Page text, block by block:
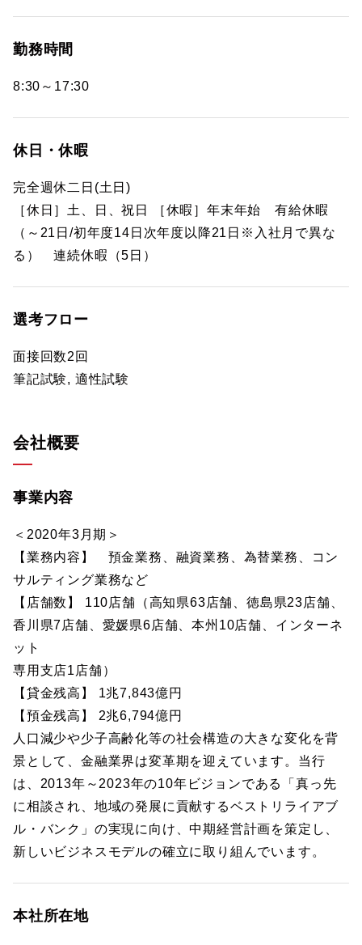
勤務時間
8:30～17:30
休日・休暇
完全週休二日(土日)
［休日］土、日、祝日 ［休暇］年末年始 有給休暇
（～21日/初年度14日次年度以降21日※入社月で異な
る） 連続休暇（5日）
選考フロー
面接回数2回
筆記試験, 適性試験
会社概要
事業内容
＜2020年3月期＞
【業務内容】 預金業務、融資業務、為替業務、コン
サルティング業務など
【店舗数】 110店舗（高知県63店舗、徳島県23店舗、
香川県7店舗、愛媛県6店舗、本州10店舗、インターネ
ット
専用支店1店舗）
【貸金残高】 1兆7,843億円
【預金残高】 2兆6,794億円
人口減少や少子高齢化等の社会構造の大きな変化を背
景として、金融業界は変革期を迎えています。当行
は、2013年～2023年の10年ビジョンである「真っ先
に相談され、地域の発展に貢献するベストリライアブ
ル・バンク」の実現に向け、中期経営計画を策定し、
新しいビジネスモデルの確立に取り組んでいます。
本社所在地